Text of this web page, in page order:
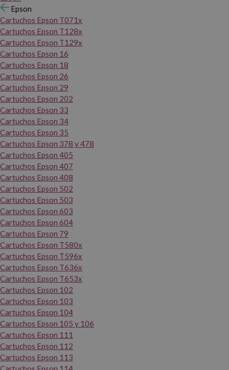
Epson
Cartuchos Epson T071x
Cartuchos Epson T128x
Cartuchos Epson T129x
Cartuchos Epson 16
Cartuchos Epson 18
Cartuchos Epson 26
Cartuchos Epson 29
Cartuchos Epson 202
Cartuchos Epson 33
Cartuchos Epson 34
Cartuchos Epson 35
Cartuchos Epson 378 y 478
Cartuchos Epson 405
Cartuchos Epson 407
Cartuchos Epson 408
Cartuchos Epson 502
Cartuchos Epson 503
Cartuchos Epson 603
Cartuchos Epson 604
Cartuchos Epson 79
Cartuchos Epson T580x
Cartuchos Epson T596x
Cartuchos Epson T636x
Cartuchos Epson T653x
Cartuchos Epson 102
Cartuchos Epson 103
Cartuchos Epson 104
Cartuchos Epson 105 y 106
Cartuchos Epson 111
Cartuchos Epson 112
Cartuchos Epson 113